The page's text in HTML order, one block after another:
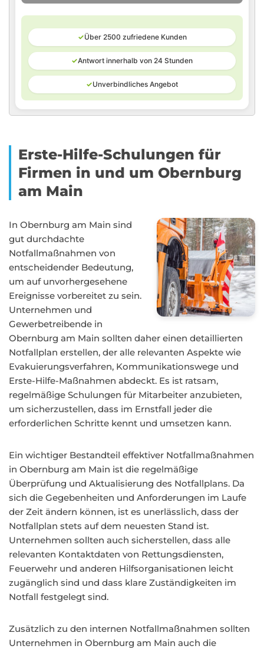
✓Über 2500 zufriedene Kunden
✓Antwort innerhalb von 24 Stunden
✓Unverbindliches Angebot
Erste-Hilfe-Schulungen für
Firmen in und um Obernburg
am Main
In Obernburg am Main sind
gut durchdachte
Notfallmaßnahmen von
entscheidender Bedeutung,
um auf unvorhergesehene
Ereignisse vorbereitet zu sein.
Unternehmen und
Gewerbetreibende in
Obernburg am Main sollten daher einen detaillierten
Notfallplan erstellen, der alle relevanten Aspekte wie
Evakuierungsverfahren, Kommunikationswege und
Erste-Hilfe-Maßnahmen abdeckt. Es ist ratsam,
regelmäßige Schulungen für Mitarbeiter anzubieten,
um sicherzustellen, dass im Ernstfall jeder die
erforderlichen Schritte kennt und umsetzen kann.
Ein wichtiger Bestandteil effektiver Notfallmaßnahmen
in Obernburg am Main ist die regelmäßige
Überprüfung und Aktualisierung des Notfallplans. Da
sich die Gegebenheiten und Anforderungen im Laufe
der Zeit ändern können, ist es unerlässlich, dass der
Notfallplan stets auf dem neuesten Stand ist.
Unternehmen sollten auch sicherstellen, dass alle
relevanten Kontaktdaten von Rettungsdiensten,
Feuerwehr und anderen Hilfsorganisationen leicht
zugänglich sind und dass klare Zuständigkeiten im
Notfall festgelegt sind.
Zusätzlich zu den internen Notfallmaßnahmen sollten
Unternehmen in Obernburg am Main auch die